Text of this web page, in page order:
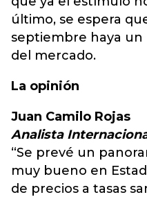
último, se espera
septiembre haya un
del mercado.
La opinión
Juan Camilo Rojas
Analista
“Se prevé un
muy bueno en
de precios a tasas